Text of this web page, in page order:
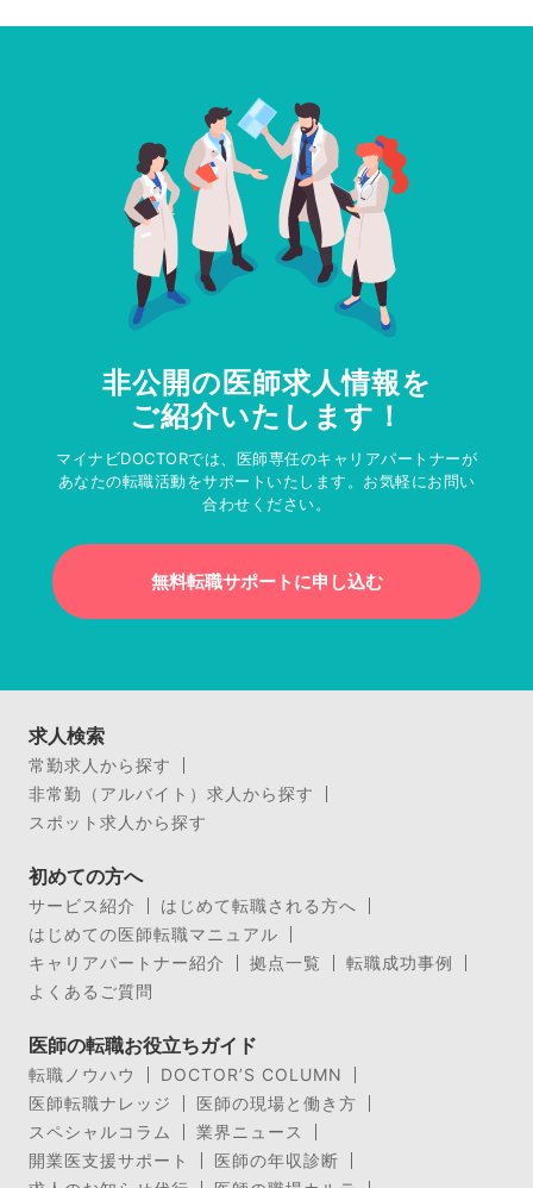
非公開の医師求人情報を
ご紹介いたします！
マイナビDOCTORでは、医師専任のキャリアパートナーが
あなたの転職活動をサポートいたします。お気軽にお問い
合わせください。
無料転職サポートに申し込む
求人検索
常勤求人から探す
非常勤（アルバイト）求人から探す
スポット求人から探す
初めての方へ
サービス紹介
はじめて転職される方へ
はじめての医師転職マニュアル
キャリアパートナー紹介
拠点一覧
転職成功事例
よくあるご質問
医師の転職お役立ちガイド
転職ノウハウ
DOCTOR’S COLUMN
医師転職ナレッジ
医師の現場と働き方
スペシャルコラム
業界ニュース
開業医支援サポート
医師の年収診断